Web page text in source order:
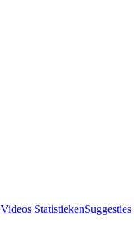
Videos StatistiekenSuggesties